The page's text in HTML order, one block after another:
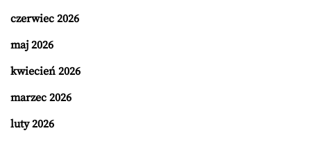
czerwiec 2026
maj 2026
kwiecień 2026
marzec 2026
luty 2026